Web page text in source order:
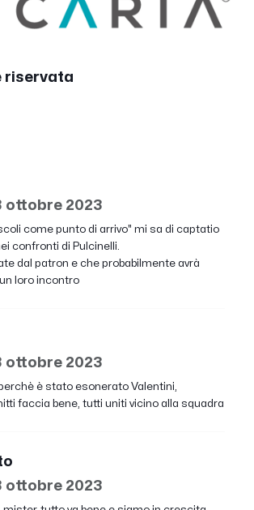
riservata
ottobre 2023
come punto di arrivo" mi sa di captatio
confronti di Pulcinelli.
dal patron e che probabilmente avrà
loro incontro
ottobre 2023
è stato esonerato Valentini,
faccia bene, tutti uniti vicino alla squadra
ottobre 2023